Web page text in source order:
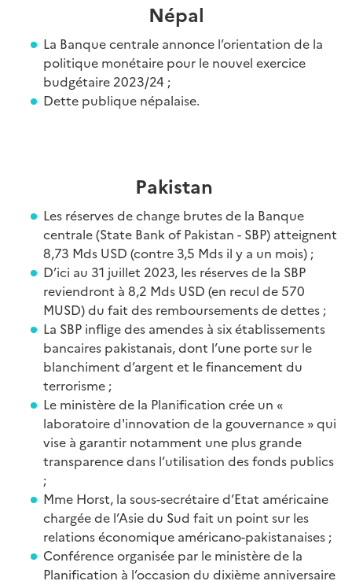
Népal
La Banque centrale annonce l’orientation de la
politique monétaire pour le nouvel exercice
budgétaire 2023/24 ;
Dette publique népalaise.
Pakistan
Les réserves de change brutes de la Banque
centrale (State Bank of Pakistan - SBP) atteignent
8,73 Mds USD (contre 3,5 Mds il y a un mois) ;
D’ici au 31 juillet 2023, les réserves de la SBP
reviendront à 8,2 Mds USD (en recul de 570
MUSD) du fait des remboursements de dettes ;
La SBP inflige des amendes à six établissements
bancaires pakistanais, dont l’une porte sur le
blanchiment d’argent et le financement du
terrorisme ;
Le ministère de la Planification crée un «
laboratoire d'innovation de la gouvernance » qui
vise à garantir notamment une plus grande
transparence dans l’utilisation des fonds publics
;
Mme Horst, la sous-secrétaire d’Etat américaine
chargée de l’Asie du Sud fait un point sur les
relations économique américano-pakistanaises ;
Conférence organisée par le ministère de la
Planification à l’occasion du dixième anniversaire